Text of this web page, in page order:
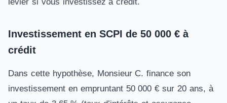
Investissement en SCPI de 50 000 € à
crédit
Dans cette hypothèse, Monsieur C. finance son
investissement en empruntant 50 000 € sur 20 ans, à